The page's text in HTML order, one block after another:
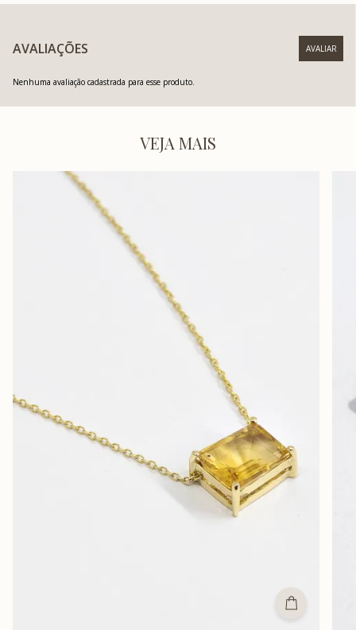
AVALIAÇÕES
Nenhuma avaliação cadastrada para esse produto.
VEJA MAIS